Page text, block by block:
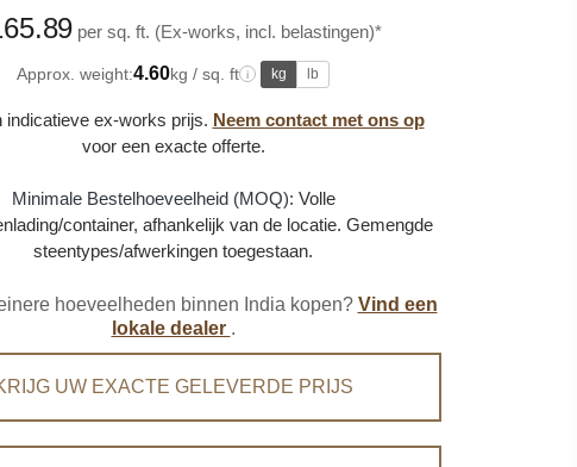
per sq. ft. (Ex-works, incl. belastingen)*
Approx. weight:4.60kg / sq. ft i kg lb
indicatieve ex-works prijs. Neem contact met ons op
voor een exacte offerte.
Minimale Bestelhoeveelheid (MOQ): Volle
container, afhankelijk van de locatie. Gemengde
steentypes/afwerkingen toegestaan.
hoeveelheden binnen India kopen? Vind een
lokale dealer .
UW EXACTE GELEVERDE PRIJS